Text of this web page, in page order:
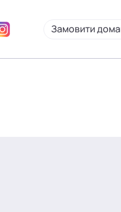
Замовити